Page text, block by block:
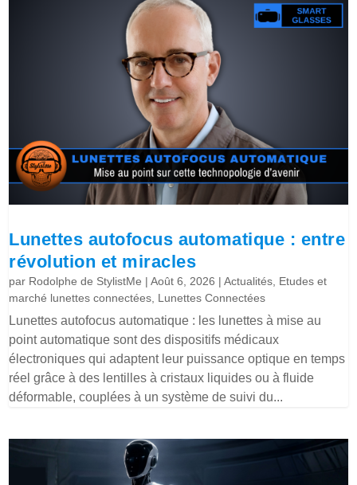
Lunettes autofocus automatique : entre
révolution et miracles
par Rodolphe de StylistMe |Août 6, 2026 |Actualités Etudes et
marché lunettes connectées Lunettes Connectées
Lunettes autofocus automatique : les lunettes à mise au
point automatique sont des dispositifs médicaux
électroniques qui adaptent leur puissance optique en temps
réel grâce à des lentilles à cristaux liquides ou à fluide
déformable, couplées à un système de suivi du...